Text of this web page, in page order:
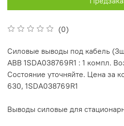
(0)
Силовые выводы под кабель
ABB 1SDA038769R1 : 1 компл.
Состояние уточняйте. Цена за
630, 1SDA038769R1
Выводы силовые для